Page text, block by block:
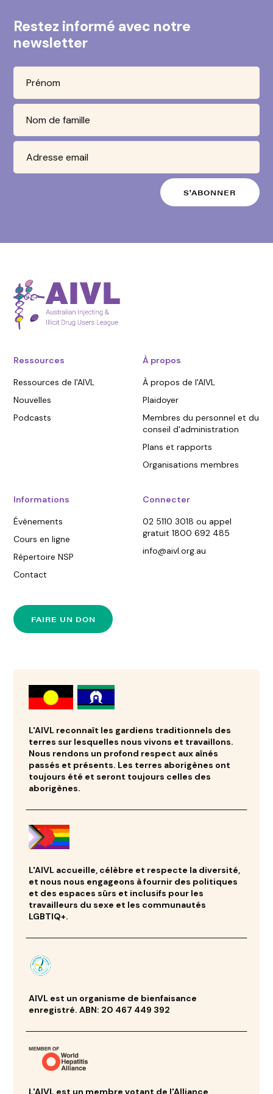
Restez informé avec notre
newsletter
Ressources
Ressources de l'AIVL
Nouvelles
Podcasts
À propos
À propos de l'AIVL
Plaidoyer
Membres du personnel et du
conseil d'administration
Plans et rapports
Organisations membres
Informations
Événements
Cours en ligne
Répertoire NSP
Contact
Connecter
02 5110 3018 ou appel
gratuit 1800 692 485
info@aivl.org.au
FAIRE UN DON
L'AIVL reconnaît les gardiens traditionnels des
terres sur lesquelles nous vivons et travaillons.
Nous rendons un profond respect aux aînés
passés et présents. Les terres aborigènes ont
toujours été et seront toujours celles des
aborigènes.
L'AIVL accueille, célèbre et respecte la diversité,
et nous nous engageons à fournir des politiques
et des espaces sûrs et inclusifs pour les
travailleurs du sexe et les communautés
LGBTIQ+.
AIVL est un organisme de bienfaisance
enregistré. ABN: 20 467 449 392